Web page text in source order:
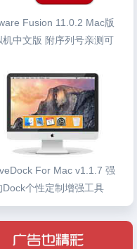
Fusion 11.0.2 Mac版
机中文版 附序列号亲测可
For Mac v1.1.7 强
Dock个性定制增强工具